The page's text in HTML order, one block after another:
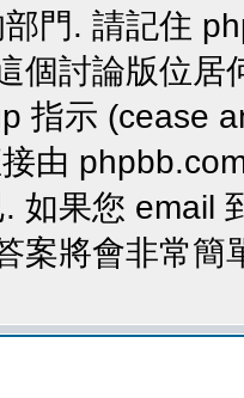
門. 請記住
個討論版位
指示 (cease
由
如果您 email
案將會非常簡